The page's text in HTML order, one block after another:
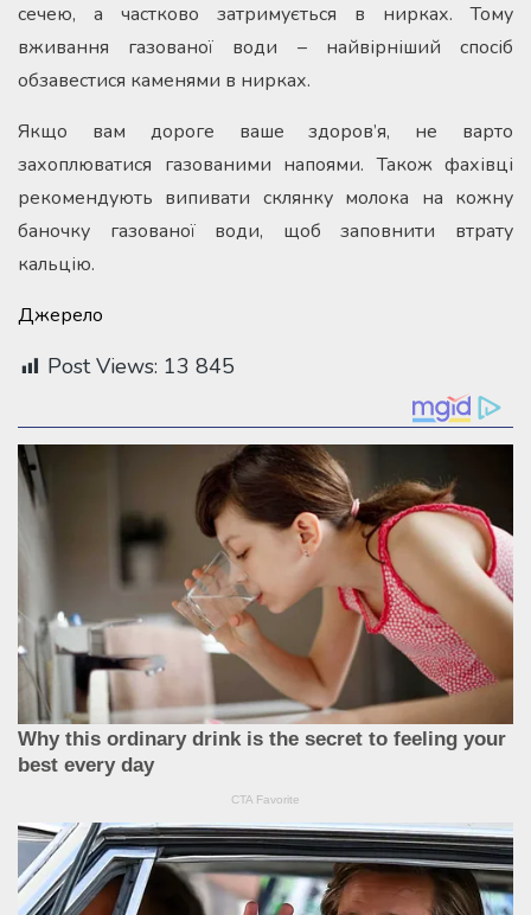
сечею, а частково затримується в нирках. Тому
вживання газованої води – найвірніший спосіб
обзавестися каменями в нирках.
Якщо вам дороге ваше здоров’я, не варто
захоплюватися газованими напоями. Також фахівці
рекомендують випивати склянку молока на кожну
баночку газованої води, щоб заповнити втрату
кальцію.
Джерело
Post Views: 13 845